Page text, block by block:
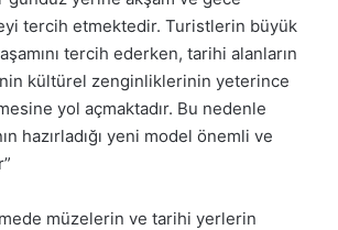
tercih etmektedir. Turistlerin büyük
tercih ederken, tarihi alanların
kültürel zenginliklerinin yeterince
yol açmaktadır. Bu nedenle
hazırladığı yeni model önemli ve
müzelerin ve tarihi yerlerin